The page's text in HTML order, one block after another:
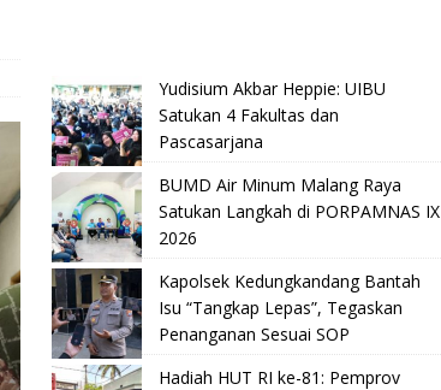
Yudisium Akbar Heppie: UIBU
Satukan 4 Fakultas dan
Pascasarjana
BUMD Air Minum Malang Raya
Satukan Langkah di PORPAMNAS IX
2026
Kapolsek Kedungkandang Bantah
Isu “Tangkap Lepas”, Tegaskan
Penanganan Sesuai SOP
Hadiah HUT RI ke-81: Pemprov